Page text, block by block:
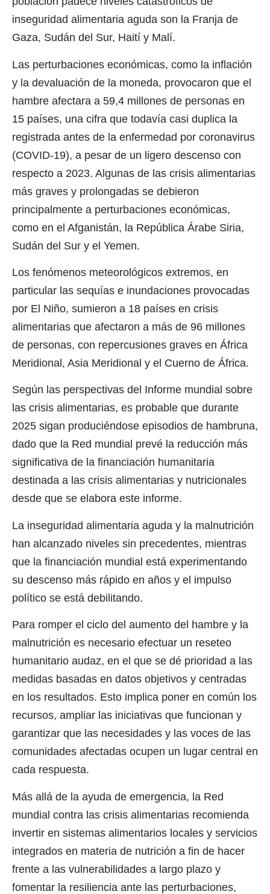
inseguridad alimentaria aguda son la Franja de
Gaza, Sudán del Sur, Haití y Malí.
Las perturbaciones económicas, como la inflación
y la devaluación de la moneda, provocaron que el
hambre afectara a 59,4 millones de personas en
15 países, una cifra que todavía casi duplica la
registrada antes de la enfermedad por coronavirus
(COVID-19), a pesar de un ligero descenso con
respecto a 2023. Algunas de las crisis alimentarias
más graves y prolongadas se debieron
principalmente a perturbaciones económicas,
como en el Afganistán, la República Árabe Siria,
Sudán del Sur y el Yemen.
Los fenómenos meteorológicos extremos, en
particular las sequías e inundaciones provocadas
por El Niño, sumieron a 18 países en crisis
alimentarias que afectaron a más de 96 millones
de personas, con repercusiones graves en África
Meridional, Asia Meridional y el Cuerno de África.
Según las perspectivas del Informe mundial sobre
las crisis alimentarias, es probable que durante
2025 sigan produciéndose episodios de hambruna,
dado que la Red mundial prevé la reducción más
significativa de la financiación humanitaria
destinada a las crisis alimentarias y nutricionales
desde que se elabora este informe.
La inseguridad alimentaria aguda y la malnutrición
han alcanzado niveles sin precedentes, mientras
que la financiación mundial está experimentando
su descenso más rápido en años y el impulso
político se está debilitando.
Para romper el ciclo del aumento del hambre y la
malnutrición es necesario efectuar un reseteo
humanitario audaz, en el que se dé prioridad a las
medidas basadas en datos objetivos y centradas
en los resultados. Esto implica poner en común los
recursos, ampliar las iniciativas que funcionan y
garantizar que las necesidades y las voces de las
comunidades afectadas ocupen un lugar central en
cada respuesta.
Más allá de la ayuda de emergencia, la Red
mundial contra las crisis alimentarias recomienda
invertir en sistemas alimentarios locales y servicios
integrados en materia de nutrición a fin de hacer
frente a las vulnerabilidades a largo plazo y
fomentar la resiliencia ante las perturbaciones,